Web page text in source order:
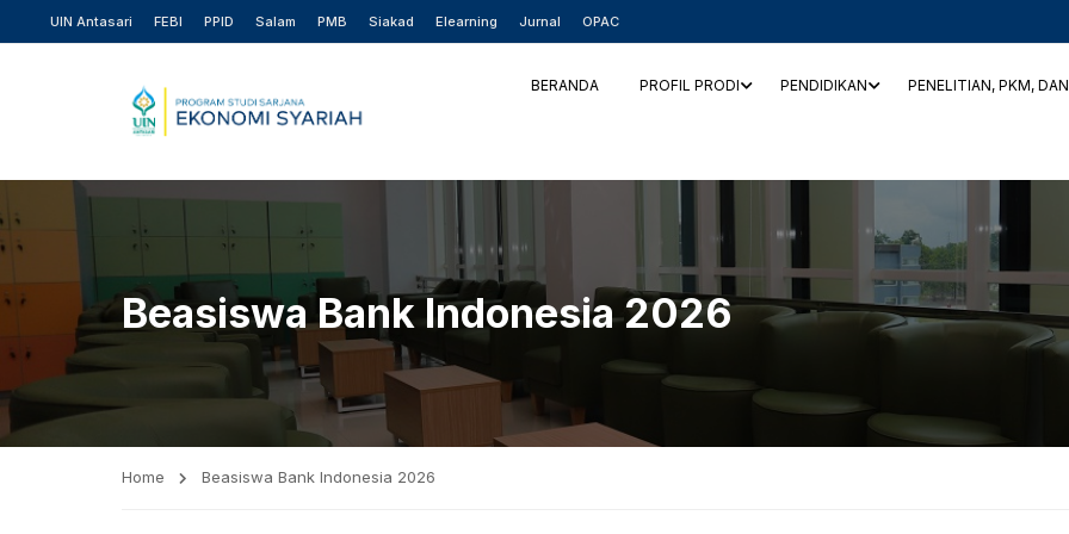
UIN Antasari FEBI PPID Salam PMB Siakad Elearning Jurnal OPAC
BERANDA PROFIL PRODI PENDIDIKAN PENELITIAN, PKM,
Beasiswa Bank Indonesia 2026
Home Beasiswa Bank Indonesia 2026